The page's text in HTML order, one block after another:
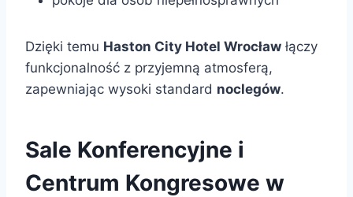
Dzięki temu Haston City Hotel Wrocław łączy
funkcjonalność z przyjemną atmosferą,
zapewniając wysoki standard noclegów.
Sale Konferencyjne i
Centrum Kongresowe w